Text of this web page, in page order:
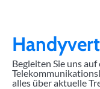
content
Begleiten Sie uns
alles über aktuelle